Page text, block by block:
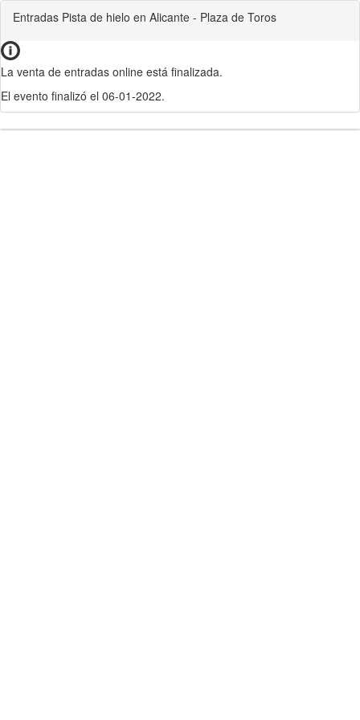
Entradas Pista de hielo en Alicante - Plaza de Toros
La venta de entradas online está finalizada.
El evento finalizó el 06-01-2022.